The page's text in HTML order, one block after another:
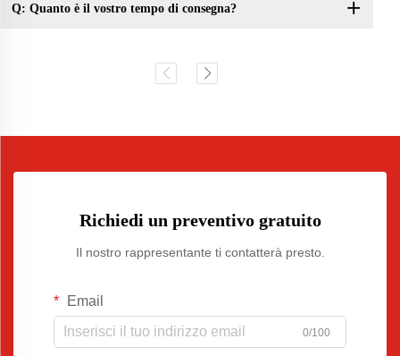
Q: Quanto è il vostro tempo di consegna?
Richiedi un preventivo gratuito
Il nostro rappresentante ti contatterà presto.
Email
0/100